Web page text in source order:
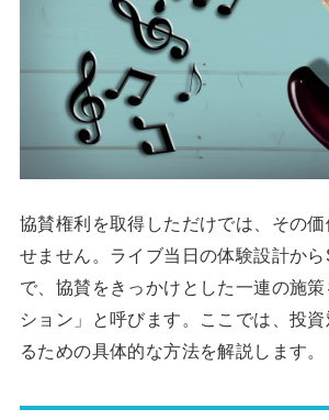
協賛権利を取得しただけでは、その
せません。ライブ当日の体験設計か
で、協賛をきっかけとした一連の施
ション」と呼びます。ここでは、投
るための具体的な方法を解説します。